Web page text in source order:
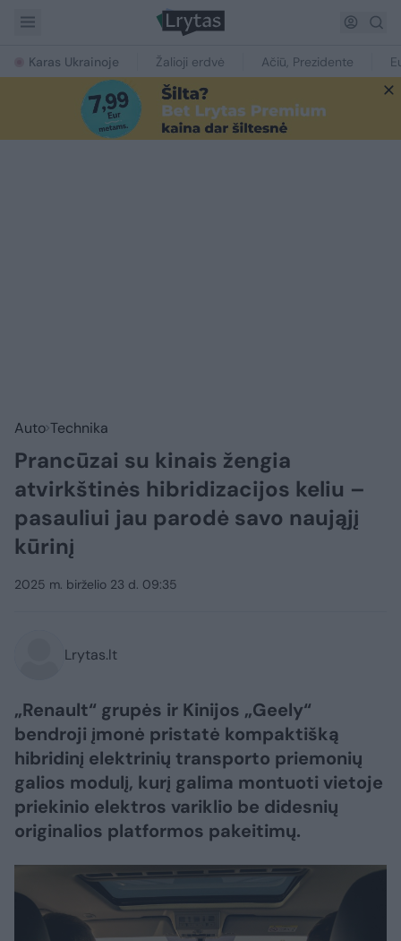
Karas Ukrainoje Žalioji erdvė Ačiū, Prezidente
Auto Technika
Prancūzai su kinais žengia
atvirkštinės hibridizacijos keliu –
pasauliui jau parodė savo naująjį
kūrinį
2025 m. birželio 23 d. 09:35
Lrytas.lt
„Renault“ grupės ir Kinijos „Geely“
bendroji įmonė pristatė kompaktišką
hibridinį elektrinių transporto priemonių
galios modulį, kurį galima montuoti vietoje
priekinio elektros variklio be didesnių
originalios platformos pakeitimų.